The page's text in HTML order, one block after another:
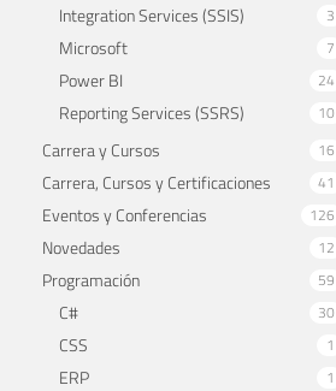
Integration Services (SSIS) 3
Microsoft 7
Power BI 24
Reporting Services (SSRS) 10
Carrera y Cursos 16
Carrera, Cursos y Certificaciones 41
Eventos y Conferencias 126
Novedades 12
Programación 59
C# 30
CSS 1
ERP 1